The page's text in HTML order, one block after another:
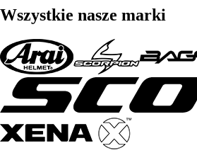
Wszystkie nasze marki